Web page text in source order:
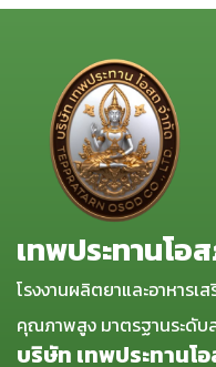
เทพประทานโอ
โรงงานผลิตยาและอาหารเ
คุณภาพสูง มาตรฐานระดับ
บริษัท เทพประทานโ